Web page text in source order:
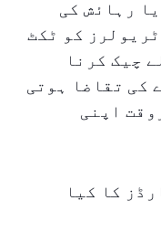
رہائش کی
کو ٹکٹ
چیک کرنا
کی تقاضا ہوتی
اپنی
کا کیا